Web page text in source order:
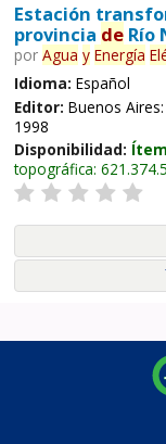
Estación
provincia deRío
por Agua y Energía
Idioma: Español
Editor: Buenos Aires:
1998
Disponibilidad:
topográfica: